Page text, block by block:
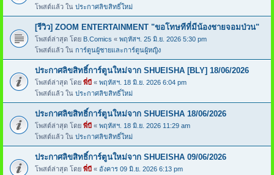
โพสต์แล้ว ใน ประกาศลิขสิทธิ์ใหม่
[รีวิว] ZOOM ENTERTAINMENT "ขอโทษทีที่มีน้องชายจอมป่วน"
โพสต์ล่าสุด โดย B.Comics « พฤหัสฯ. 25 มิ.ย. 2026 5:30 pm
โพสต์แล้ว ใน การ์ตูนผู้ชายและการ์ตูนผู้หญิง
ประกาศลิขสิทธิ์การ์ตูนใหม่จาก SHUEISHA [BLY] 18/06/2026
โพสต์ล่าสุด โดย พี่บี « พฤหัสฯ. 18 มิ.ย. 2026 6:04 pm
โพสต์แล้ว ใน ประกาศลิขสิทธิ์ใหม่
ประกาศลิขสิทธิ์การ์ตูนใหม่จาก SHUEISHA 18/06/2026
โพสต์ล่าสุด โดย พี่บี « พฤหัสฯ. 18 มิ.ย. 2026 11:29 am
โพสต์แล้ว ใน ประกาศลิขสิทธิ์ใหม่
ประกาศลิขสิทธิ์การ์ตูนใหม่จาก SHUEISHA 09/06/2026
โพสต์ล่าสุด โดย พี่บี « อังคาร 09 มิ.ย. 2026 6:13 pm